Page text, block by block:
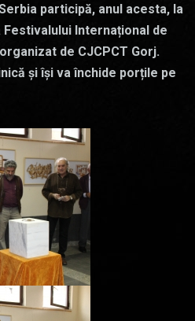
participă, anul acesta, la
Festivalului Internațional de
de CJCPCT Gorj.
și își va închide porțile pe